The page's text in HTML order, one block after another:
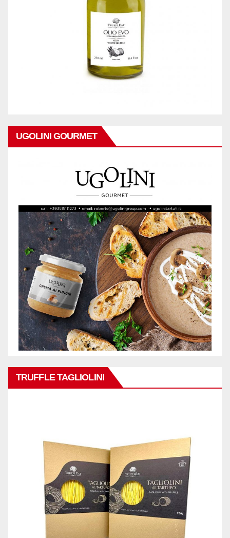
UGOLINI GOURMET
TRUFFLE TAGLIOLINI